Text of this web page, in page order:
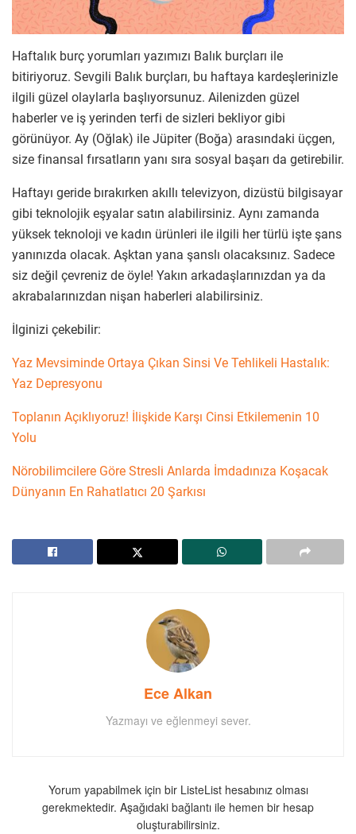
Haftalık burç yorumları yazımızı Balık burçları ile
bitiriyoruz. Sevgili Balık burçları, bu haftaya kardeşlerinizle
ilgili güzel olaylarla başlıyorsunuz. Ailenizden güzel
haberler ve iş yerinden terfi de sizleri bekliyor gibi
görünüyor. Ay (Oğlak) ile Jüpiter (Boğa) arasındaki üçgen,
size finansal fırsatların yanı sıra sosyal başarı da getirebilir.
Haftayı geride bırakırken akıllı televizyon, dizüstü bilgisayar
gibi teknolojik eşyalar satın alabilirsiniz. Aynı zamanda
yüksek teknoloji ve kadın ürünleri ile ilgili her türlü işte şans
yanınızda olacak. Aşktan yana şanslı olacaksınız. Sadece
siz değil çevreniz de öyle! Yakın arkadaşlarınızdan ya da
akrabalarınızdan nişan haberleri alabilirsiniz.
İlginizi çekebilir:
Yaz Mevsiminde Ortaya Çıkan Sinsi Ve Tehlikeli Hastalık:
Yaz Depresyonu
Toplanın Açıklıyoruz! İlişkide Karşı Cinsi Etkilemenin 10
Yolu
Nörobilimcilere Göre Stresli Anlarda İmdadınıza Koşacak
Dünyanın En Rahatlatıcı 20 Şarkısı
Ece Alkan
Yazmayı ve eğlenmeyi sever.
Yorum yapabilmek için bir ListeList hesabınız olması
gerekmektedir. Aşağıdaki bağlantı ile hemen bir hesap
oluşturabilirsiniz.